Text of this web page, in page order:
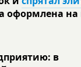
оформлена
в